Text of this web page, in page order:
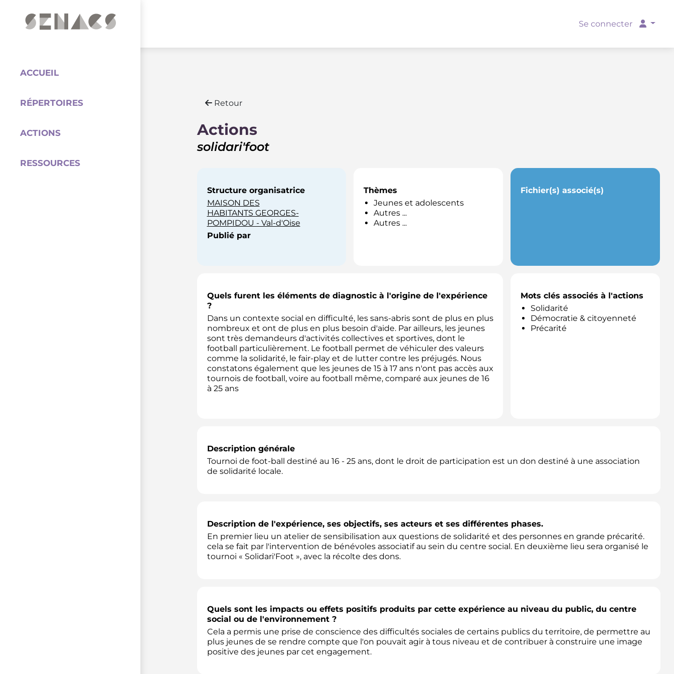
Se connecter
ACCUEIL
RÉPERTOIRES
ACTIONS
RESSOURCES
Coordination
Retour
Actions
solidari'foot
Structure organisatrice
MAISON DES
HABITANTS GEORGES-
POMPIDOU - Val-d'Oise
Publié par
Thèmes
Jeunes et adolescents
Autres ...
Autres ...
Fichier(s) associé(s)
Quels furent les éléments de diagnostic à l'origine de l'expérience
?
Dans un contexte social en difficulté, les sans-abris sont de plus en plus
nombreux et ont de plus en plus besoin d'aide. Par ailleurs, les jeunes
sont très demandeurs d'activités collectives et sportives, dont le
football particulièrement. Le football permet de véhiculer des valeurs
comme la solidarité, le fair-play et de lutter contre les préjugés. Nous
constatons également que les jeunes de 15 à 17 ans n'ont pas accès aux
tournois de football, voire au football même, comparé aux jeunes de 16
à 25 ans
Mots clés associés à l'actions
Solidarité
Démocratie & citoyenneté
Précarité
Description générale
Tournoi de foot-ball destiné au 16 - 25 ans, dont le droit de participation est un don destiné à une association
de solidarité locale.
Description de l'expérience, ses objectifs, ses acteurs et ses différentes phases.
En premier lieu un atelier de sensibilisation aux questions de solidarité et des personnes en grande précarité.
cela se fait par l'intervention de bénévoles associatif au sein du centre social. En deuxième lieu sera organisé le
tournoi « Solidari'Foot », avec la récolte des dons.
Quels sont les impacts ou effets positifs produits par cette expérience au niveau du public, du centre
social ou de l'environnement ?
Cela a permis une prise de conscience des difficultés sociales de certains publics du territoire, de permettre au
plus jeunes de se rendre compte que l'on pouvait agir à tous niveau et de contribuer à construire une image
positive des jeunes par cet engagement.